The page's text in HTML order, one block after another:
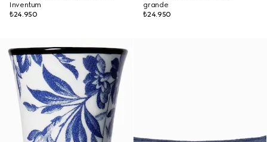
Inventum
₺24.950
grande
₺24.950